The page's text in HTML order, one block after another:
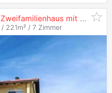
Ruhelage trifft Stadtnähe! Zweifamilienhaus mit Doppelgarage, Pool und Gartenhaus
/ 221m² / 7 Zimmer